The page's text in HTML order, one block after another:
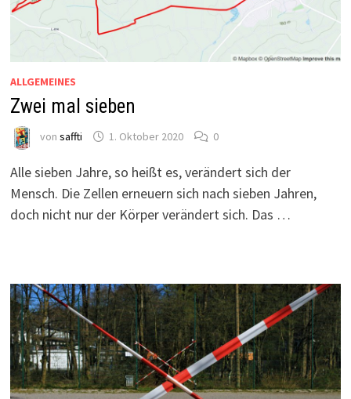
ALLGEMEINES
Zwei mal sieben
von saffti 1. Oktober 2020 0
Alle sieben Jahre, so heißt es, verändert sich der
Mensch. Die Zellen erneuern sich nach sieben Jahren,
doch nicht nur der Körper verändert sich. Das …